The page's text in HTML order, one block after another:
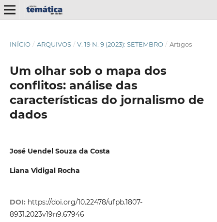
INÍCIO / ARQUIVOS / V. 19 N. 9 (2023): SETEMBRO / Artigos
Um olhar sob o mapa dos
conflitos: análise das
características do jornalismo de
dados
José Uendel Souza da Costa
Liana Vidigal Rocha
DOI: https://doi.org/10.22478/ufpb.1807-
8931.2023v19n9.67946